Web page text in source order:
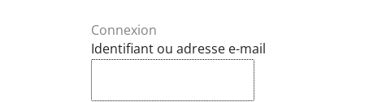
Connexion
Identifiant ou adresse e-mail